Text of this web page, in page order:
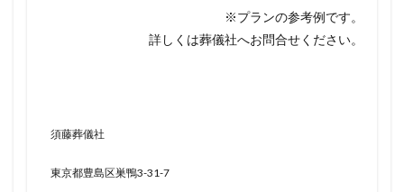
※プランの参考例です。
詳しくは葬儀社へお問合せください。
須藤葬儀社
東京都豊島区巣鴨3-31-7